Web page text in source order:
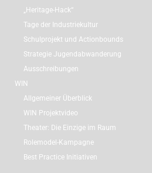
„Heritage-Hack“
Tage der Industriekultur
Schulprojekt und Actionbounds
Strategie Jugendabwanderung
Ausschreibungen
WIN
Allgemeiner Überblick
WIN Projektvideo
Theater: Die Einzige im Raum
Rolemodel-Kampagne
Best Practice Initiativen